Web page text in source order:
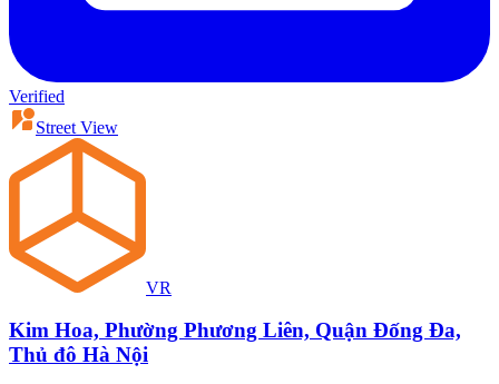
Verified
Street View
VR
Kim Hoa, Phường Phương Liên, Quận Đống Đa,
Thủ đô Hà Nội